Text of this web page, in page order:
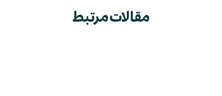
مقالات مرتبط